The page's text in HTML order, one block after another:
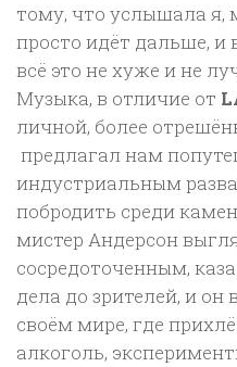
тому, что услышала я,
просто идёт дальше, и
всё это не хуже и не
Музыка, в отличие от
личной, более
предлагал нам
индустриальным
побродить среди
мистер Андерсон
сосредоточенным,
дела до зрителей, и он
своём мире, где
алкоголь,